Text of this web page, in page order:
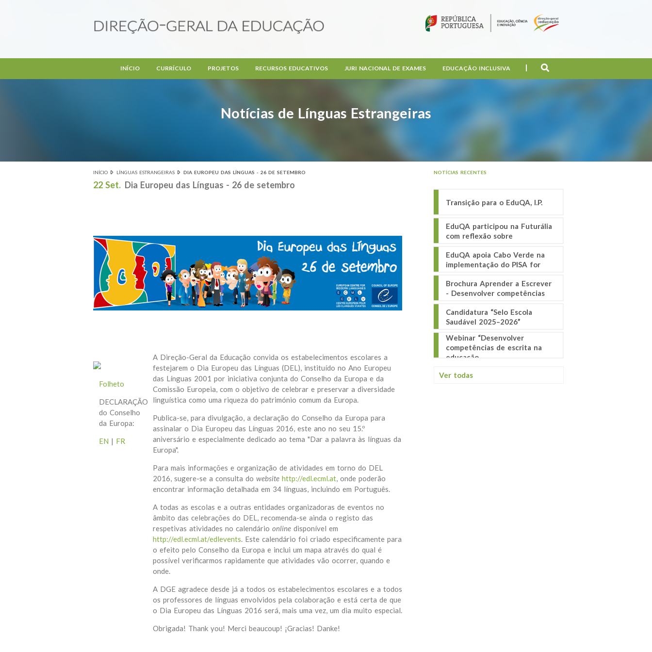
Notícias de Línguas Estrangeiras
INÍCIO CURRÍCULO PROJETOS RECURSOS EDUCATIVOS JURI NACIONAL DE EXAMES EDUCAÇÃO INCLUSIVA
Está aqui
INÍCIO LÍNGUAS ESTRANGEIRAS DIA EUROPEU DAS LÍNGUAS - 26 DE SETEMBRO
22 Set. Dia Europeu das Línguas - 26 de setembro
Folheto
DECLARAÇÃO
do Conselho
da Europa:
EN | FR
A Direção-Geral da Educação convida os estabelecimentos escolares a
festejarem o Dia Europeu das Línguas (DEL), instituído no Ano Europeu
das Línguas 2001 por iniciativa conjunta do Conselho da Europa e da
Comissão Europeia, com o objetivo de celebrar e preservar a diversidade
linguística como uma riqueza do património comum da Europa.
Publica-se, para divulgação, a declaração do Conselho da Europa para
assinalar o Dia Europeu das Línguas 2016, este ano no seu 15.º
aniversário e especialmente dedicado ao tema "Dar a palavra às línguas da
Europa".
Para mais informações e organização de atividades em torno do DEL
2016, sugere-se a consulta do website http://edl.ecml.at, onde poderão
encontrar informação detalhada em 34 línguas, incluindo em Português.
A todas as escolas e a outras entidades organizadoras de eventos no
âmbito das celebrações do DEL, recomenda-se ainda o registo das
respetivas atividades no calendário online disponível em
http://edl.ecml.at/edlevents. Este calendário foi criado especificamente para
o efeito pelo Conselho da Europa e inclui um mapa através do qual é
possível verificarmos rapidamente que atividades vão ocorrer, quando e
onde.
A DGE agradece desde já a todos os estabelecimentos escolares e a todos
os professores de línguas envolvidos pela colaboração e está certa de que
o Dia Europeu das Línguas 2016 será, mais uma vez, um dia muito especial.
Obrigada! Thank you! Merci beaucoup! ¡Gracias! Danke!
NOTÍCIAS RECENTES
Transição para o EduQA, I.P.
EduQA participou na Futurália
com reflexão sobre
EduQA apoia Cabo Verde na
implementação do PISA for
Brochura Aprender a Escrever
- Desenvolver competências
Candidatura “Selo Escola
Saudável 2025–2026”
Webinar “Desenvolver
competências de escrita na
educação
Ver todas